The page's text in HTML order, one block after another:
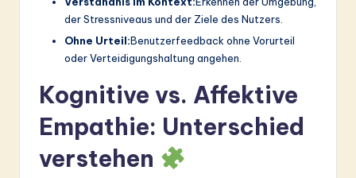
der Stressniveaus und der Ziele des Nutzers.
Ohne Urteil:Benutzerfeedback ohne Vorurteil
oder Verteidigungshaltung angehen.
Kognitive vs. Affektive
Empathie: Unterschied
verstehen